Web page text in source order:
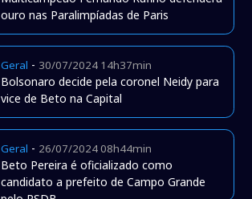
ouro nas Paralimpíadas de Paris
Geral - 30/07/2024 14h37min
Bolsonaro decide pela coronel Neidy para
vice de Beto na Capital
Geral - 26/07/2024 08h44min
Beto Pereira é oficializado como
candidato a prefeito de Campo Grande